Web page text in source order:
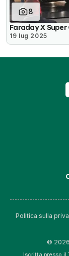
8
Faraday X
19 lug 2025
Politica sulla
©
Iscritta presso il